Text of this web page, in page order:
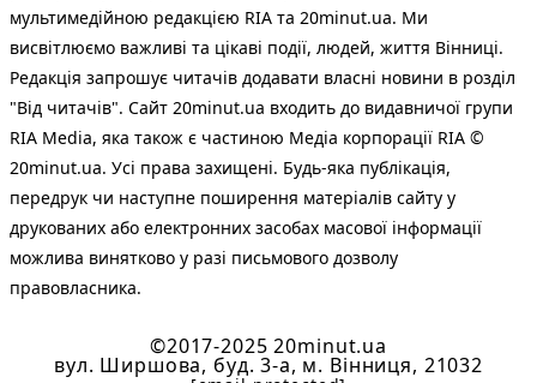
мультимедійною редакцією RIA та 20minut.ua. Ми
висвітлюємо важливі та цікаві події, людей, життя Вінниці.
Редакція запрошує читачів додавати власні новини в розділ
"Від читачів". Сайт 20minut.ua входить до видавничої групи
RIA Media, яка також є частиною Медіа корпорації RIA ©
20minut.ua. Усі права захищені. Будь-яка публiкацiя,
передрук чи наступне поширення матеріалів сайту у
друкованих або електронних засобах масової інформації
можлива винятково у разі письмового дозволу
правовласника.
©2017-2025 20minut.ua
вул. Ширшова, буд. 3-а, м. Вінниця, 21032